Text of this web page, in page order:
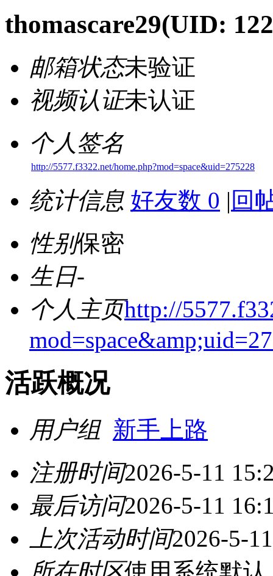
thomascare29(UID:
邮箱状态未验证
视频认证未认证
个人签名
http://5577.f3322.net/home.php?mod=space&uid=275228
统计信息 好友数 0 | 回
性别保密
生日-
个人主页http://
活跃概况
用户组 新手上路
注册时间2026-5-11
最后访问2026-5-11
上次活动时间2026-5-